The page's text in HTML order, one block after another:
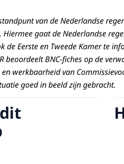
van de Nederlandse
gaat de Nederlandse
de Eerste en Tweede Kamer te
beoordeelt BNC-fiches op de
werkbaarheid van
goed in beeld zijn gebracht.